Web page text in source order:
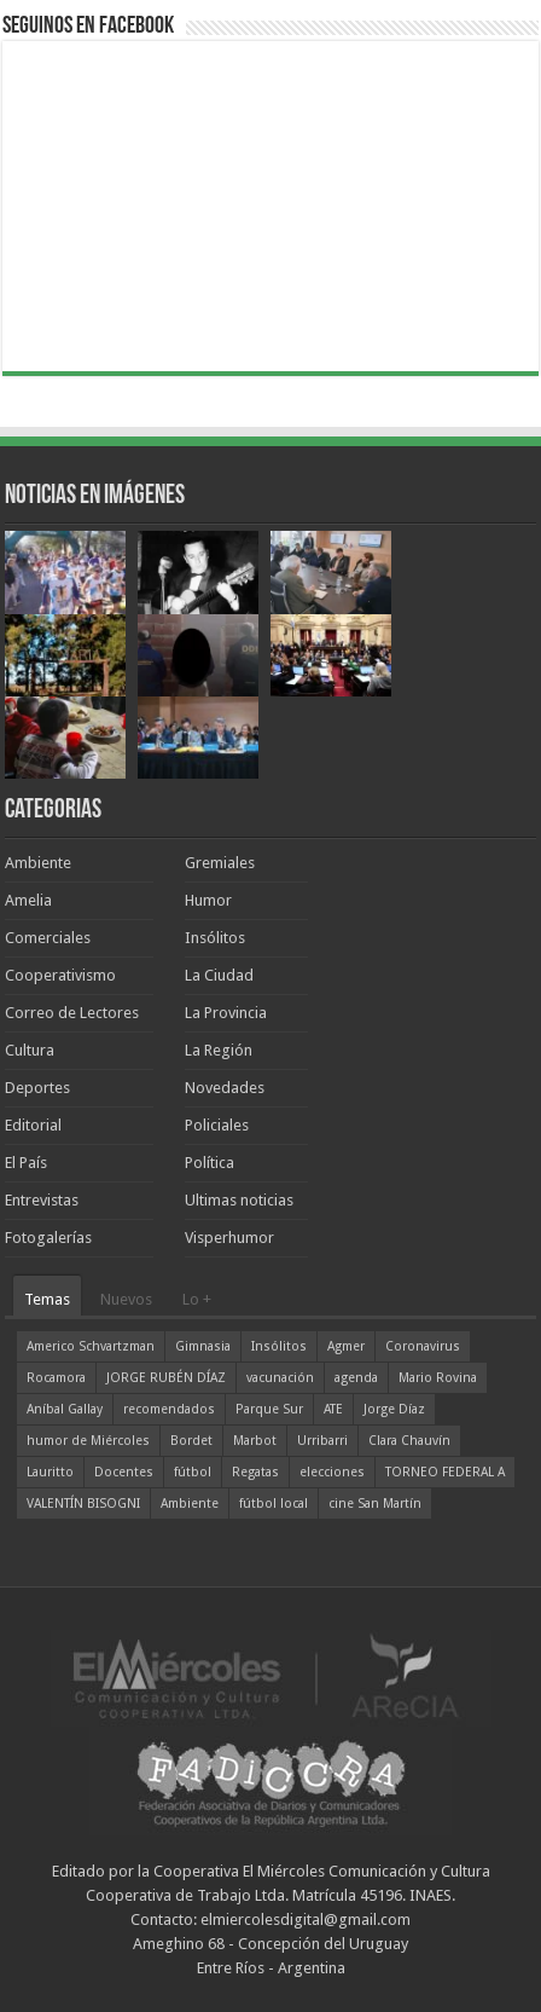
Seguinos en Facebook
Noticias en Imágenes
Categorias
Ambiente
Amelia
Comerciales
Cooperativismo
Correo de Lectores
Cultura
Deportes
Editorial
El País
Entrevistas
Fotogalerías
Gremiales
Humor
Insólitos
La Ciudad
La Provincia
La Región
Novedades
Policiales
Política
Ultimas noticias
Visperhumor
Temas Nuevos Lo +
Americo Schvartzman Gimnasia Insólitos Agmer
Coronavirus
Rocamora
JORGE RUBÉN DÍAZ vacunación agenda
Mario Rovina
Aníbal Gallay
recomendados Parque Sur ATE
Jorge Díaz
humor de Miércoles
Bordet Marbot Urribarri
Clara Chauvín
Lauritto
Docentes fútbol Regatas elecciones
TORNEO FEDERAL A
VALENTÍN BISOGNI
Ambiente fútbol local cine San Martín
Editado por la Cooperativa El Miércoles Comunicación y Cultura
Cooperativa de Trabajo Ltda. Matrícula 45196. INAES.
Contacto: elmiercolesdigital@gmail.com
Ameghino 68 - Concepción del Uruguay
Entre Ríos - Argentina